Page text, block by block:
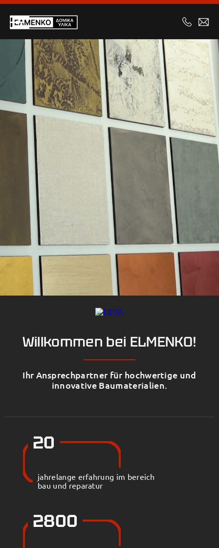
Willkommen bei ELMENKO!
Ihr Ansprechpartner für hochwertige und
innovative Baumaterialien.
20
jahrelange erfahrung im bereich
bau und reparatur
2800